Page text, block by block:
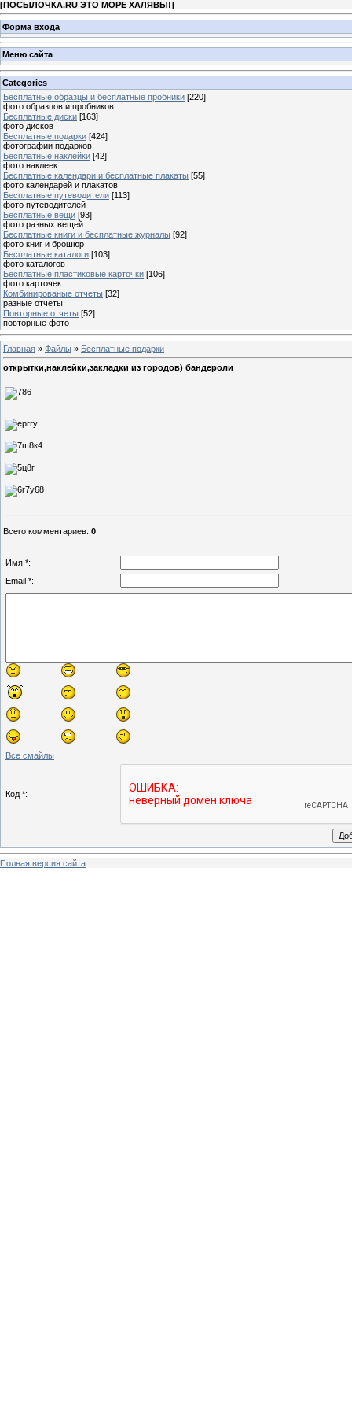
[ПОСЫЛОЧКА.RU ЭТО МОРЕ ХАЛЯВЫ!]
Форма входа
Меню сайта
Categories
Бесплатные образцы и бесплатные пробники [220]
фото образцов и пробников
Бесплатные диски [163]
фото дисков
Бесплатные подарки [424]
фотографии подарков
Бесплатные наклейки [42]
фото наклеек
Бесплатные календари и бесплатные плакаты [55]
фото календарей и плакатов
Бесплатные путеводители [113]
фото путеводителей
Бесплатные вещи [93]
фото разных вещей
Бесплатные книги и бесплатные журналы [92]
фото книг и брошюр
Бесплатные каталоги [103]
фото каталогов
Бесплатные пластиковые карточки [106]
фото карточек
Комбинированые отчеты [32]
разные отчеты
Повторные отчеты [52]
повторные фото
Главная » Файлы » Бесплатные подарки
открытки,наклейки,закладки из городов) бандероли
Всего комментариев: 0
Имя *:
Email *:
Все смайлы
Код *:
Полная версия сайта